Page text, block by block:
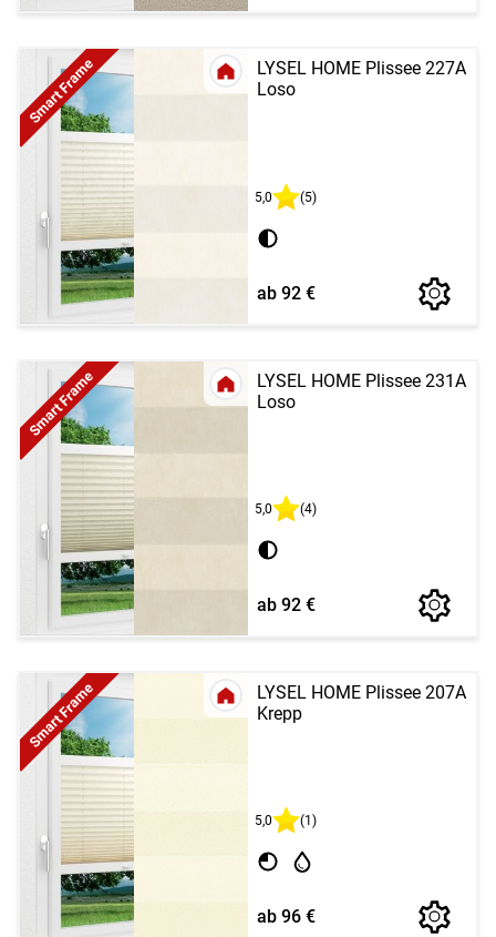
LYSEL HOME Plissee 227A
Loso
Smart Frame
5,0 (5)
ab 92 €
LYSEL HOME Plissee 231A
Loso
Smart Frame
5,0 (4)
ab 92 €
LYSEL HOME Plissee 207A
Krepp
Smart Frame
5,0 (1)
ab 96 €